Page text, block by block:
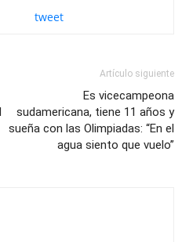
tweet
Artículo siguiente
Es vicecampeona
sudamericana, tiene 11 años y
sueña con las Olimpiadas: “En el
agua siento que vuelo”